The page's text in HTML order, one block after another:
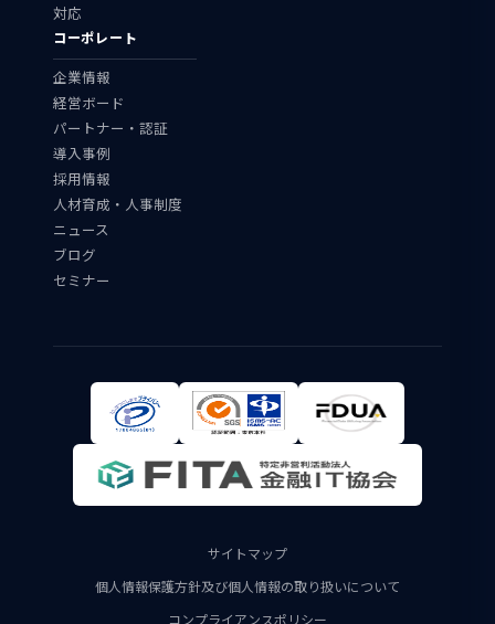
対応
コーポレート
企業情報
経営ボード
パートナー・認証
導入事例
採用情報
人材育成・人事制度
ニュース
ブログ
セミナー
サイトマップ
個人情報保護方針及び個人情報の取り扱いについて
コンプライアンスポリシー